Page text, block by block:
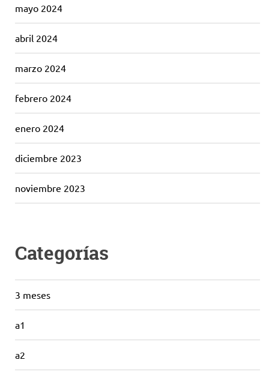
mayo 2024
abril 2024
marzo 2024
febrero 2024
enero 2024
diciembre 2023
noviembre 2023
Categorías
3 meses
a1
a2